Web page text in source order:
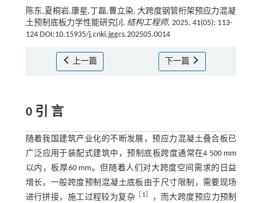
陈东,夏桐岩,康星,丁磊,曹立染. 大跨度钢管桁架预应力混凝
土预制底板力学性能研究[J]. 结构工程师, 2025, 41(05): 113-
124 DOI:10.15935/j.cnki.jggcs.202505.0014
上一篇 下一篇
0 引 言
随着我国建筑产业化的不断发展，预应力混凝土叠合板已
广泛应用于装配式建筑中，预制底板跨度通常在4 500 mm
以内，板厚60 mm。但随着人们对大跨度空间需求的日益
增长，一般跨度预制混凝土底板由于尺寸限制，需要现场
进行拼接，施工过程较为复杂
1
，而大跨度预应力预制